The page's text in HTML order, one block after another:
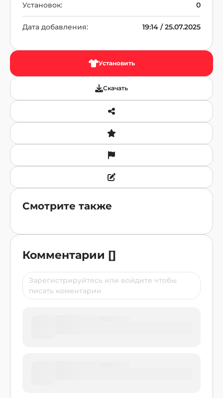
Установок: 0
Дата добавления: 19:14 / 25.07.2025
Установить
Скачать
Смотрите также
Комментарии []